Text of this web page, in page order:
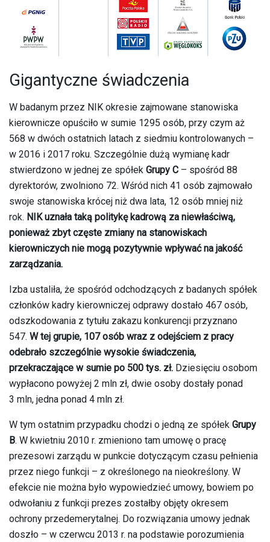
Gigantyczne świadczenia
W badanym przez NIK okresie zajmowane stanowiska
kierownicze opuściło w sumie 1295 osób, przy czym aż
568 w dwóch ostatnich latach z siedmiu kontrolowanych –
w 2016 i 2017 roku. Szczególnie dużą wymianę kadr
stwierdzono w jednej ze spółek Grupy C – spośród 88
dyrektorów, zwolniono 72. Wśród nich 41 osób zajmowało
swoje stanowiska krócej niż dwa lata, 12 osób mniej niż
rok. NIK uznała taką politykę kadrową za niewłaściwą,
ponieważ zbyt częste zmiany na stanowiskach
kierowniczych nie mogą pozytywnie wpływać na jakość
zarządzania.
Izba ustaliła, że spośród odchodzących z badanych spółek
członków kadry kierowniczej odprawy dostało 467 osób,
odszkodowania z tytułu zakazu konkurencji przyznano
547. W tej grupie, 107 osób wraz z odejściem z pracy
odebrało szczególnie wysokie świadczenia,
przekraczające w sumie po 500 tys. zł. Dziesięciu osobom
wypłacono powyżej 2 mln zł, dwie osoby dostały ponad
3 mln, jedna ponad 4 mln zł.
W tym ostatnim przypadku chodzi o jedną ze spółek Grupy
B. W kwietniu 2010 r. zmieniono tam umowę o pracę
prezesowi zarządu w punkcie dotyczącym czasu pełnienia
przez niego funkcji – z określonego na nieokreślony. W
efekcie nie można było wypowiedzieć umowy, bowiem po
odwołaniu z funkcji prezes zostałby objęty okresem
ochrony przedemerytalnej. Do rozwiązania umowy jednak
doszło – w czerwcu 2013 r. na podstawie porozumienia